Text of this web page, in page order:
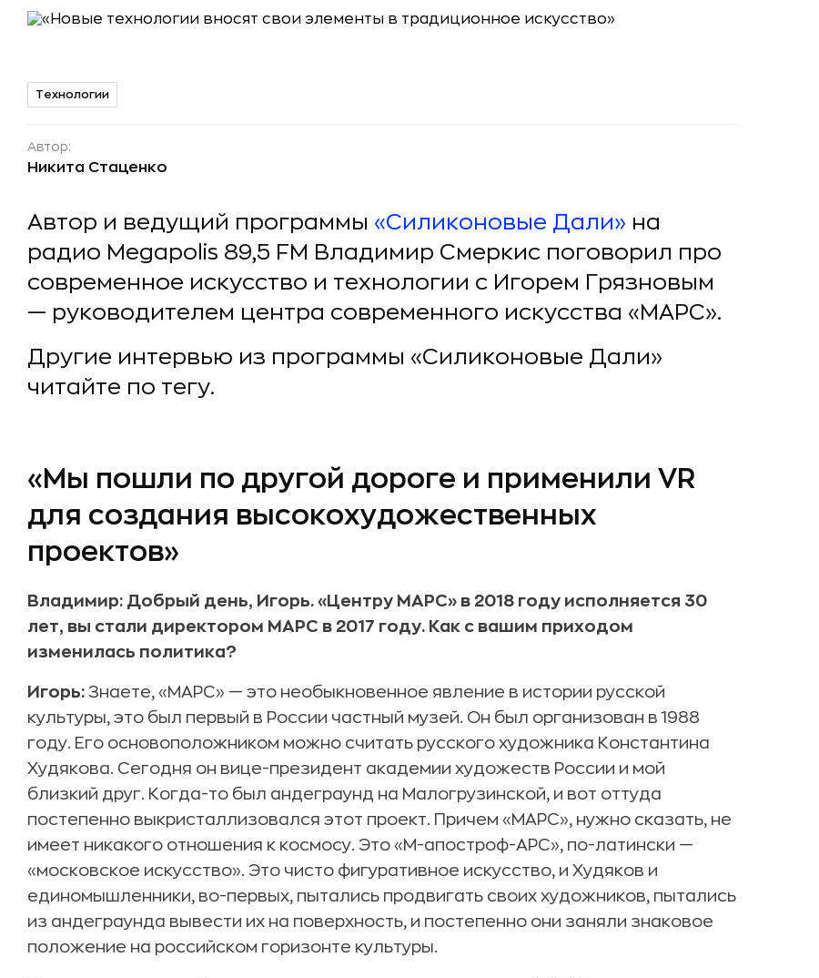
Технологии
Автор:
Никита Стаценко
Автор и ведущий программы «Силиконовые Дали» на
радио Megapolis 89,5 FM Владимир Смеркис поговорил про
современное искусство и технологии с Игорем Грязновым
— руководителем центра современного искусства «МАРС».
Другие интервью из программы «Силиконовые Дали»
читайте по тегу.
«Мы пошли по другой дороге и применили VR
для создания высокохудожественных
проектов»
Владимир: Добрый день, Игорь. «Центру МАРС» в 2018 году исполняется 30
лет, вы стали директором МАРС в 2017 году. Как с вашим приходом
изменилась политика?
Игорь: Знаете, «МАРС» — это необыкновенное явление в истории русской
культуры, это был первый в России частный музей. Он был организован в 1988
году. Его основоположником можно считать русского художника Константина
Худякова. Сегодня он вице-президент академии художеств России и мой
близкий друг. Когда-то был андеграунд на Малогрузинской, и вот оттуда
постепенно выкристаллизовался этот проект. Причем «МАРС», нужно сказать, не
имеет никакого отношения к космосу. Это «М-апостроф-АРС», по-латински —
«московское искусство». Это чисто фигуративное искусство, и Худяков и
единомышленники, во-первых, пытались продвигать своих художников, пытались
из андеграунда вывести их на поверхность, и постепенно они заняли знаковое
положение на российском горизонте культуры.